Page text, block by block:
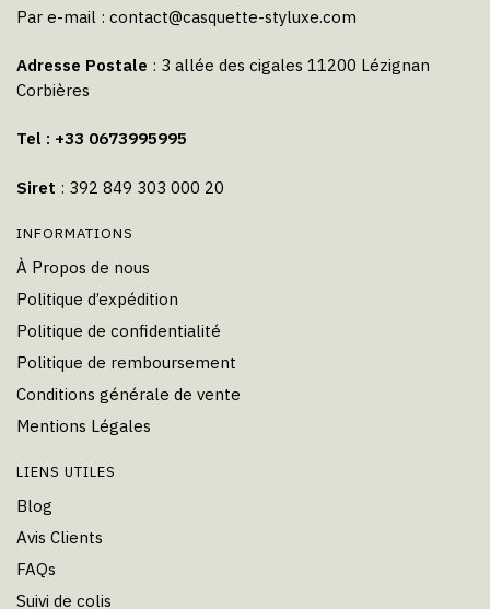
Par e-mail : contact@casquette-styluxe.com
Adresse Postale : 3 allée des cigales 11200 Lézignan
Corbières
Tel : +33 0673995995
Siret : 392 849 303 000 20
INFORMATIONS
À Propos de nous
Politique d’expédition
Politique de confidentialité
Politique de remboursement
Conditions générale de vente
Mentions Légales
LIENS UTILES
Blog
Avis Clients
FAQs
Suivi de colis